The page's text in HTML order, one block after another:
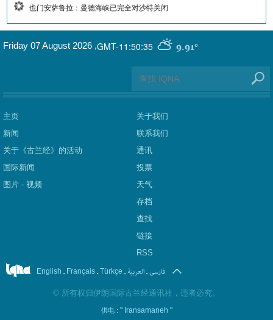
也门安萨鲁拉：曼德海峡已完全对沙特关闭
GMT-11:50:35 9.91°
Friday 07 August 2026 ,
主页
新闻
关于《古兰经》的活动
国际新闻
图片 - 视频
关于我们
联系我们
通讯
投票
天气
存档
查找
链接
RSS
English . Français .Türkçe .العربیة.فارسی
© 所有权归伊朗国际古兰经通讯社，违者必究。
供电 : " Iransamaneh "